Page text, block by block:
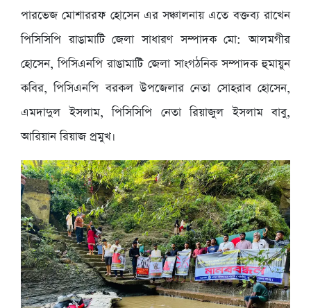
পারভেজ মোশাররফ হোসেন এর সঞ্চালনায় এতে বক্তব্য রাখেন
পিসিসিপি রাঙামাটি জেলা সাধারণ সম্পাদক মো: আলমগীর
হোসেন, পিসিএনপি রাঙামাটি জেলা সাংগঠনিক সম্পাদক হুমায়ুন
কবির, পিসিএনপি বরকল উপজেলার নেতা সোহরাব হোসেন,
এমদাদুল ইসলাম, পিসিসিপি নেতা রিয়াজুল ইসলাম বাবু,
আরিয়ান রিয়াজ প্রমুখ।